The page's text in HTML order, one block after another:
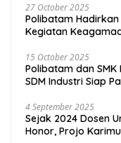
27 October 2025
Polibatam Hadirkan
Kegiatan
15 October 2025
Polibatam dan
SDM Industri Siap
4 September 2025
Sejak 2024 Dosen
Honor, Projo